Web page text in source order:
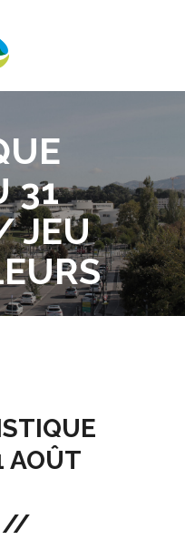
31
JEU
AOÛT
//